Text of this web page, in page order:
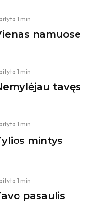
1 min
namuose
1 min
tavęs
1 min
mintys
1 min
pasaulis